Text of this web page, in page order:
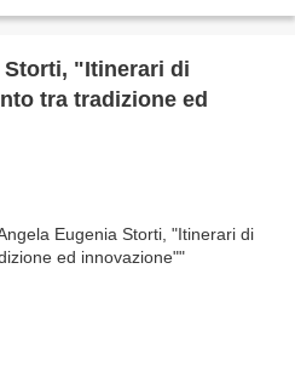
Storti, "Itinerari di
tra tradizione ed